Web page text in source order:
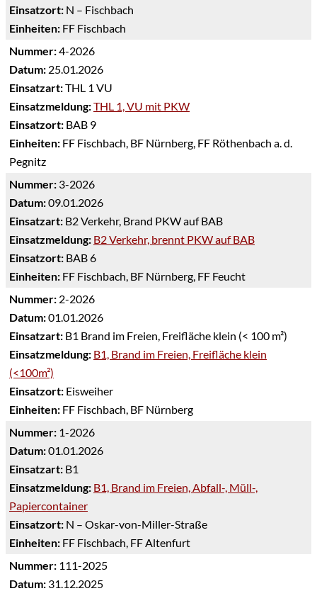
Einsatzort: N – Fischbach
Einheiten: FF Fischbach
Nummer:4-2026
Datum: 25.01.2026
Einsatzart:THL 1 VU
Einsatzmeldung:THL 1, VU mit PKW
Einsatzort: BAB 9
Einheiten: FF Fischbach, BF Nürnberg, FF Röthenbach a. d.
Pegnitz
Nummer: 3-2026
Datum:09.01.2026
Einsatzart: B2 Verkehr, Brand PKW auf BAB
Einsatzmeldung: B2 Verkehr, brennt PKW auf BAB
Einsatzort: BAB 6
Einheiten: FF Fischbach, BF Nürnberg, FF Feucht
Nummer: 2-2026
Datum:01.01.2026
Einsatzart: B1 Brand im Freien, Freifläche klein (< 100 m²)
Einsatzmeldung: B1, Brand im Freien, Freifläche klein
(<100m²)
Einsatzort: Eisweiher
Einheiten: FF Fischbach, BF Nürnberg
Nummer: 1-2026
Datum:01.01.2026
Einsatzart: B1
Einsatzmeldung: B1, Brand im Freien, Abfall-, Müll-,
Papiercontainer
Einsatzort: N – Oskar-von-Miller-Straße
Einheiten: FF Fischbach, FF Altenfurt
Nummer: 111-2025
Datum: 31.12.2025